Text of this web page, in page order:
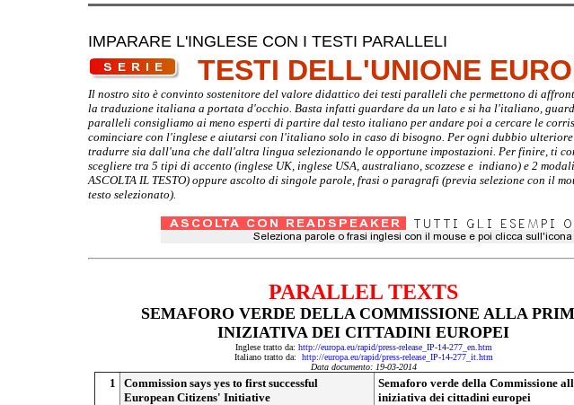
IMPARARE L'INGLESE CON I TESTI PARALLELI
TESTI DELL'UNIONE
Il nostro sito è convinto sostenitore del valore didattico dei testi paralleli che permettono di
la traduzione italiana a portata d'occhio. Basta infatti guardare da un lato e si ha l'italiano,
paralleli consigliamo ai meno esperti di partire dal testo italiano per andare poi a cercare le
cominciare con l'inglese e aiutarsi con l'italiano solo in caso di bisogno. Per ogni dubbio
tradurre sia dall'una che dall'altra lingua selezionando le opportune impostazioni. Per finire, ti
scegliere tra 5 tipi di accento (inglese UK, inglese USA, australiano, scozzese e indiano) e 2
ASCOLTA IL TESTO) oppure ascolto di singole parole, frasi o paragrafi (previa selezione con il
testo selezionato).
PARALLEL TEXTS
SEMAFORO VERDE DELLA COMMISSIONE ALLA
INIZIATIVA DEI CITTADINI EUROPEI
Inglese tratto da: http://europa.eu/rapid/press-release_IP-14-277_en.htm
Italiano tratto da: http://europa.eu/rapid/press-release_IP-14-277_it.htm
Data documento: 19-03-2014
1
Commission says yes to first successful
European Citizens' Initiative
Semaforo verde della Commissione
iniziativa dei cittadini europei